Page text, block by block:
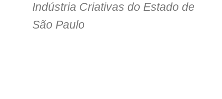
Indústria Criativas do Estado de
São Paulo